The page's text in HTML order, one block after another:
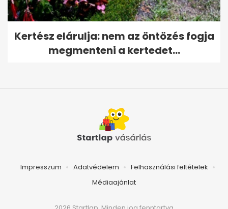
Kertész elárulja: nem az öntözés fogja
megmenteni a kertedet...
Impresszum Adatvédelem
Felhasználási feltételek
Médiaajánlat